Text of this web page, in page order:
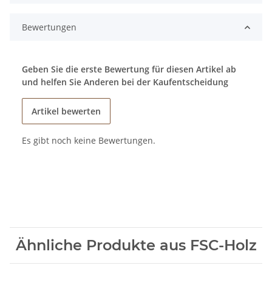
Bewertungen
Geben Sie die erste Bewertung für diesen Artikel ab
und helfen Sie Anderen bei der Kaufentscheidung
Artikel bewerten
Es gibt noch keine Bewertungen.
Ähnliche Produkte aus FSC-Holz